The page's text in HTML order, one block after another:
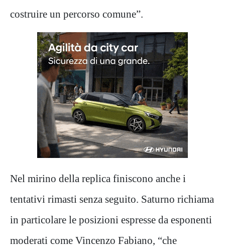
costruire un percorso comune”.
Nel mirino della replica finiscono anche i
tentativi rimasti senza seguito. Saturno richiama
in particolare le posizioni espresse da esponenti
moderati come Vincenzo Fabiano, “che